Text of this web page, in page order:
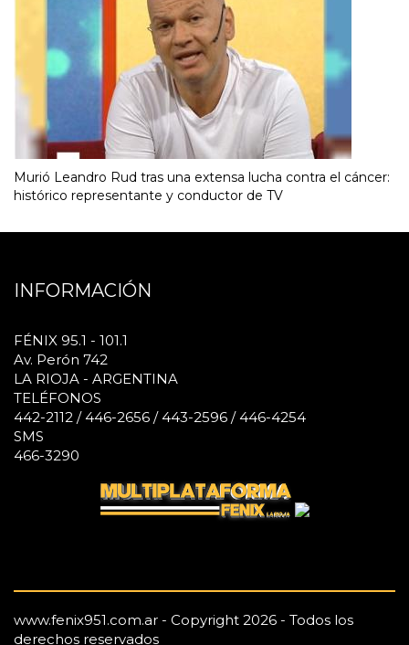
Murió Leandro Rud tras una extensa lucha contra el cáncer:
histórico representante y conductor de TV
INFORMACIÓN
FÉNIX 95.1 - 101.1
Av. Perón 742
LA RIOJA - ARGENTINA
TELÉFONOS
442-2112 / 446-2656 / 443-2596 / 446-4254
SMS
466-3290
www.fenix951.com.ar - Copyright 2026 - Todos los
derechos reservados